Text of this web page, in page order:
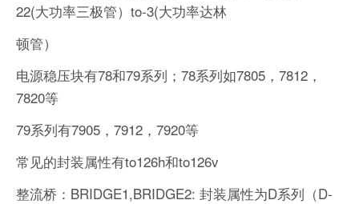
22(大功率三极管）to-3(大功率达林
顿管）
电源稳压块有78和79系列；78系列如7805，7812，
7820等
79系列有7905，7912，7920等
常见的封装属性有to126h和to126v
整流桥：BRIDGE1,BRIDGE2: 封装属性为D系列（D-